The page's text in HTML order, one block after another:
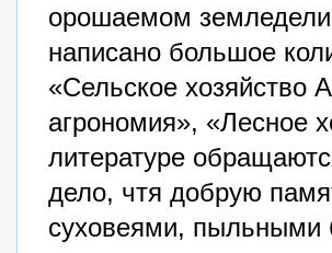
орошаемом
написано большое
«Сельское хозяйство
агрономия», «Лесное
литературе
дело, чтя добрую
суховеями, пыльными